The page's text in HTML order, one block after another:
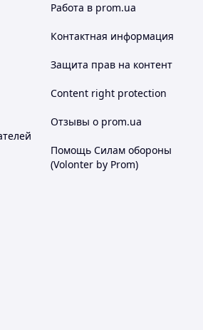
Работа в prom.ua
Контактная информация
Защита прав на контент
Content right protection
Отзывы о prom.ua
Помощь Силам обороны
(Volonter by Prom)